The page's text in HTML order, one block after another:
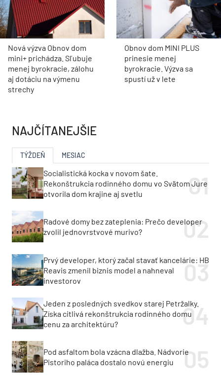
Nová výzva Obnov dom
mini+ prichádza. Sľubuje
menej byrokracie, zálohu
aj dotáciu na výmenu
strechy
Obnov dom MINI PLUS
prinesie menej
byrokracie. Výzva sa
spustí už v lete
NAJČÍTANEJŠIE
TÝŽDEŇ MESIAC
Socialistická kocka v novom šate.
Rekonštrukcia rodinného domu vo Svätom Jure
otvorila dom krajine aj svetlu
Radové domy bez zateplenia: Prečo developer
zvolil jednovrstvové murivo?
Prvý developer, ktorý začal stavať kancelárie: HB
Reavis zmenil biznis model a nahneval
investorov
Jeden z posledných svedkov starej Petržalky.
Získa citlivá rekonštrukcia rodinného domu
cenu za architektúru?
Pod asfaltom bola vzácna dlažba. Nádvorie
Pistoriho paláca dostalo novú energiu